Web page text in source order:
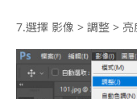
7.選擇 影像 > 調整 > 亮